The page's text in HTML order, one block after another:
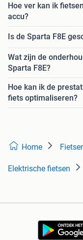
Hoe ver kan ik
accu?
Is de Sparta F8E
Wat zijn de
Sparta F8E?
Hoe kan ik de
fiets optimaliseren?
Home
Elektrische fietsen